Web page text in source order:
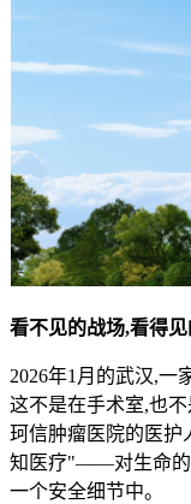
看不见的战场,看得见
2026年1月的武汉,一
这不是在手术室,也
珂信肿瘤医院的医护
知医疗"——对生命的
一个安全细节中。